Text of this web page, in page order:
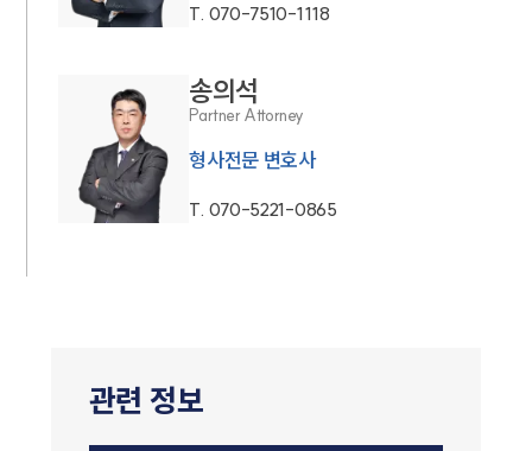
T. 070-7510-1118
송의석
Partner Attorney
형사전문 변호사
T. 070-5221-0865
관련 정보